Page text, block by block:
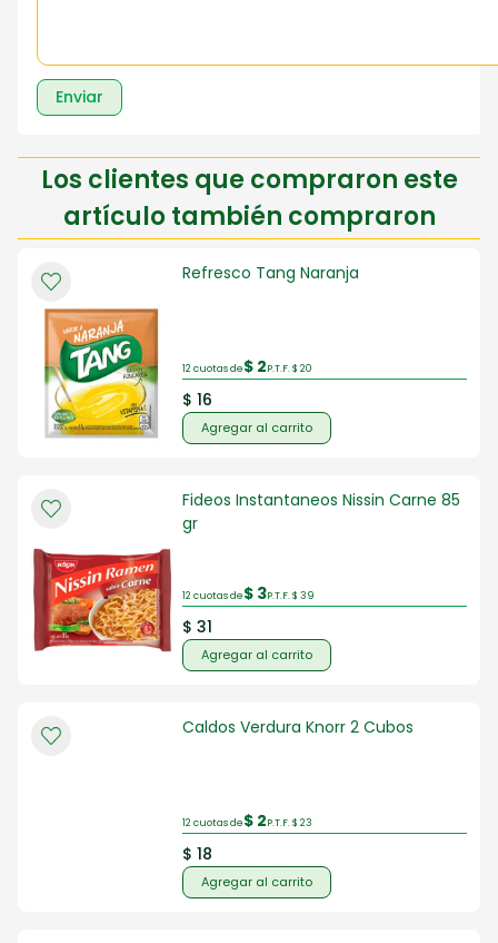
Enviar
Los clientes que compraron este
artículo también compraron
Refresco Tang Naranja
12 cuotas de$ 2P.T.F. $ 20
$ 16
Agregar al carrito
Fideos Instantaneos Nissin Carne 85
gr
12 cuotas de$ 3P.T.F. $ 39
$ 31
Agregar al carrito
Caldos Verdura Knorr 2 Cubos
12 cuotas de$ 2P.T.F. $ 23
$ 18
Agregar al carrito